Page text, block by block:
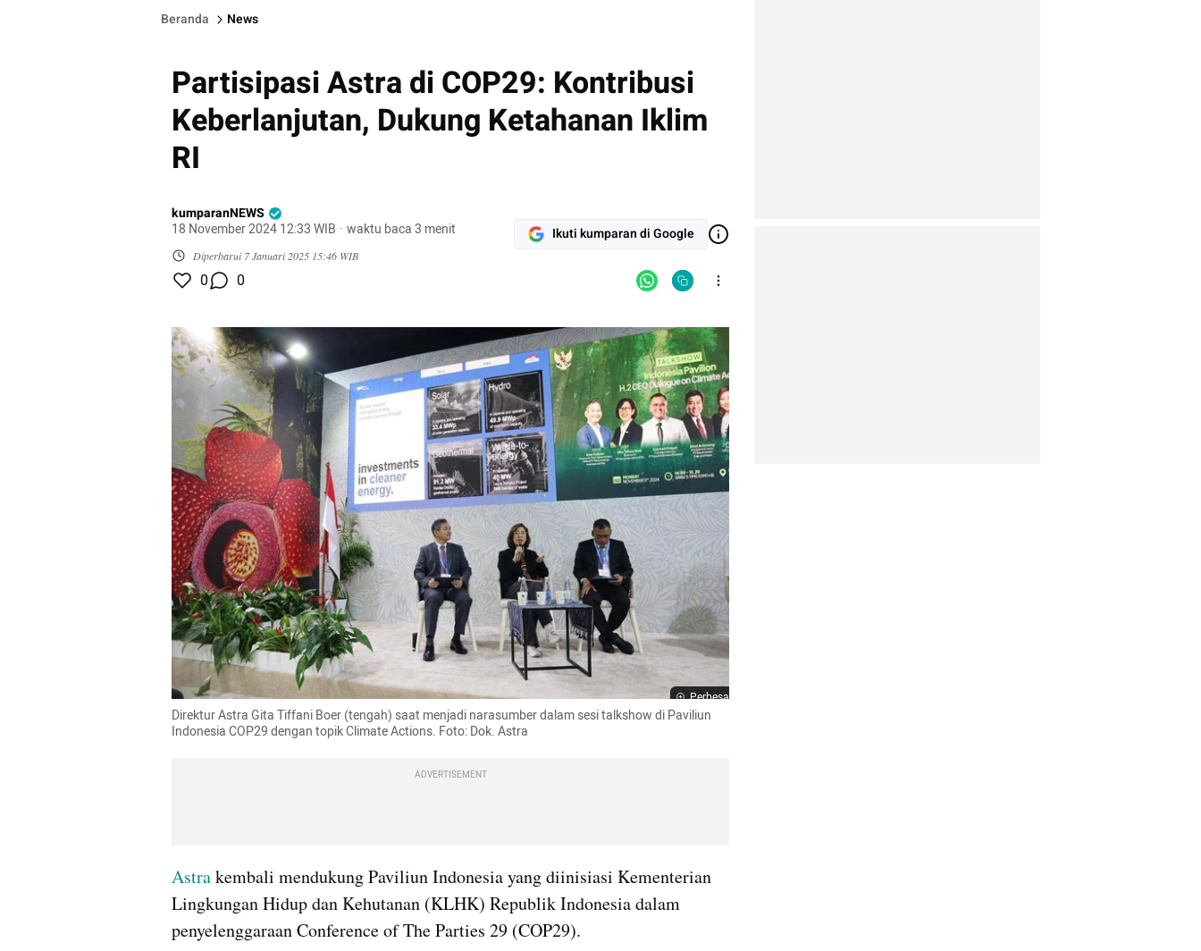
Beranda News
Partisipasi Astra di COP29: Kontribusi
Keberlanjutan, Dukung Ketahanan Iklim
RI
kumparanNEWS
18 November 2024 12:33 WIB · waktu baca 3 menit
Diperbarui7 Januari 2025 15:46 WIB
Ikuti kumparan di Google
0 0
Perbesar
Direktur Astra Gita Tiffani Boer (tengah) saat menjadi narasumber dalam sesi talkshow di Paviliun
Indonesia COP29 dengan topik Climate Actions. Foto: Dok. Astra
ADVERTISEMENT
Astra kembali mendukung Paviliun Indonesia yang diinisiasi Kementerian
Lingkungan Hidup dan Kehutanan (KLHK) Republik Indonesia dalam
penyelenggaraan Conference of The Parties 29 (COP29).